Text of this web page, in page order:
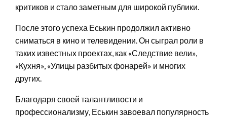
критиков и стало заметным для широкой публики.
После этого успеха Еськин продолжил активно
сниматься в кино и телевидении. Он сыграл роли в
таких известных проектах, как «Следствие вели»,
«Кухня», «Улицы разбитых фонарей» и многих
других.
Благодаря своей талантливости и
профессионализму, Еськин завоевал популярность